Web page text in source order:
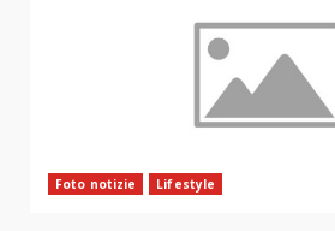
Foto notizie Lifestyle